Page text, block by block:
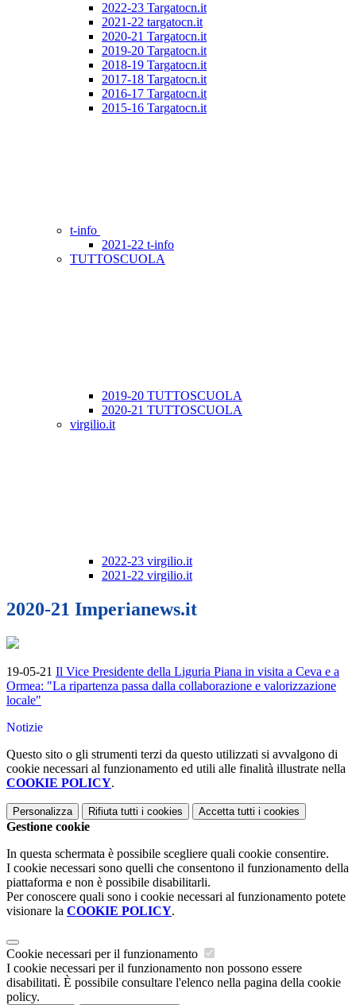
2022-23 Targatocn.it
2021-22 targatocn.it
2020-21 Targatocn.it
2019-20 Targatocn.it
2018-19 Targatocn.it
2017-18 Targatocn.it
2016-17 Targatocn.it
2015-16 Targatocn.it
t-info
2021-22 t-info
TUTTOSCUOLA
2019-20 TUTTOSCUOLA
2020-21 TUTTOSCUOLA
virgilio.it
2022-23 virgilio.it
2021-22 virgilio.it
2020-21 Imperianews.it
19-05-21 Il Vice Presidente della Liguria Piana in visita a Ceva e a
Ormea: "La ripartenza passa dalla collaborazione e valorizzazione
locale"
Notizie
Questo sito o gli strumenti terzi da questo utilizzati si avvalgono di
cookie necessari al funzionamento ed utili alle finalità illustrate nella
COOKIE POLICY.
Personalizza Rifiuta tutti i cookies Accetta tutti i cookies
Gestione cookie
In questa schermata è possibile scegliere quali cookie consentire.
I cookie necessari sono quelli che consentono il funzionamento della
piattaforma e non è possibile disabilitarli.
Per conoscere quali sono i cookie necessari al funzionamento potete
visionare la COOKIE POLICY.
Cookie necessari per il funzionamento
I cookie necessari per il funzionamento non possono essere
disabilitati. È possibile consultare l'elenco nella pagina della cookie
policy.